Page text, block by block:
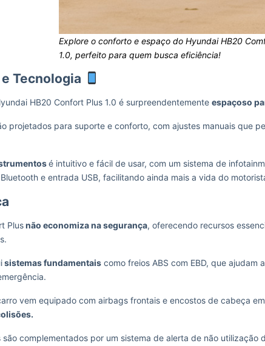
Explore o conforto e espaço do Hyundai HB20
1.0, perfeito para quem busca eficiência!
Tecnologia
HB20 Confort Plus 1.0 é surpreendentemente espaçoso
projetados para suporte e conforto, com ajustes manuais que
é intuitivo e fácil de usar, com um sistema de
e entrada USB, facilitando ainda mais a vida do
Plusnão economiza na segurança, oferecendo recursos
sistemas fundamentais como freios ABS com EBD, que
vem equipado com airbags frontais e encostos de cabeça
são complementados por um sistema de alerta de não